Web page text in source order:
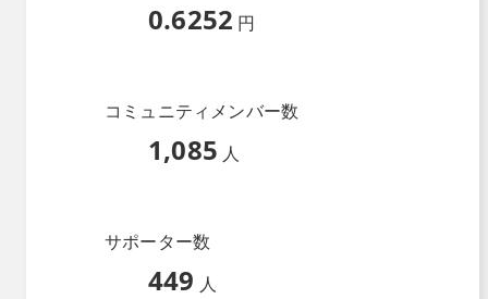
0.6252 円
コミュニティメンバー数
1,085 人
サポーター数
449 人